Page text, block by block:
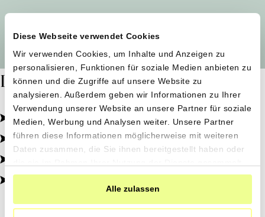
Diese Webseite verwendet Cookies
Wir verwenden Cookies, um Inhalte und Anzeigen zu
personalisieren, Funktionen für soziale Medien anbieten zu
können und die Zugriffe auf unsere Website zu
analysieren. Außerdem geben wir Informationen zu Ihrer
Verwendung unserer Website an unsere Partner für soziale
Medien, Werbung und Analysen weiter. Unsere Partner
führen diese Informationen möglicherweise mit weiteren
Daten zusammen, die Sie ihnen bereitgestellt haben oder
haben.
Alle zulassen
Dafür stehen wir
Pestizidfrei angebaut, schonend verarbeitet.
Natürliche Zutaten, echter Geschmack.
Von kleinen Höfen, direkt zu dir.
100% transparent, 0% Zusatzstoffe.